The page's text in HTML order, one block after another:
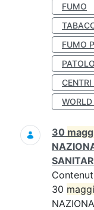
FUMO
FUMO
30
30